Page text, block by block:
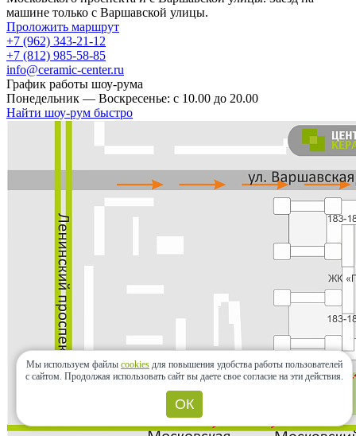
машине только с Варшавской улицы.
Проложить маршрут
+7 (962) 343-21-12
+7 (812) 985-58-85
info@ceramic-center.ru
График работы шоу-рума
Понедельник — Воскресенье: с 10.00 до 20.00
Найти шоу-рум быстро
Мы используем файлы cookies для повышения удобства работы пользователей
с сайтом. Продолжая использовать сайт вы даете свое согласие на эти действия.
ОК